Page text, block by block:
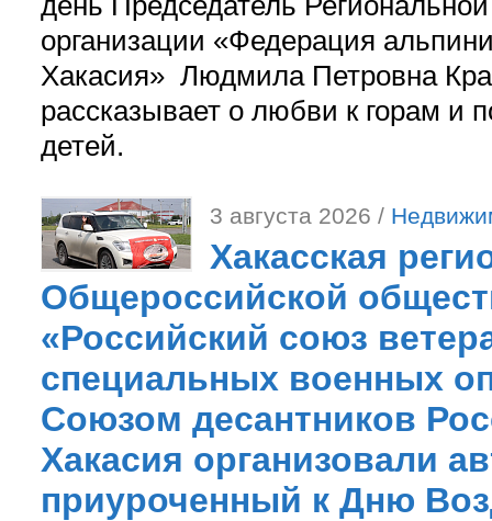
организации «Федерация
Хакасия» Людмила Петровна
рассказывает о любви к горам и
детей.
3 августа 2026 /
Хакасская
Общероссийской
«Российский союз
специальных военных
Союзом десантников
Хакасия организовали
приуроченный к Дню